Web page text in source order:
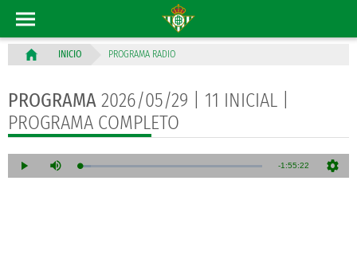
INICIO PROGRAMA RADIO
PROGRAMA 2026/05/29 | 11 INICIAL |
PROGRAMA COMPLETO